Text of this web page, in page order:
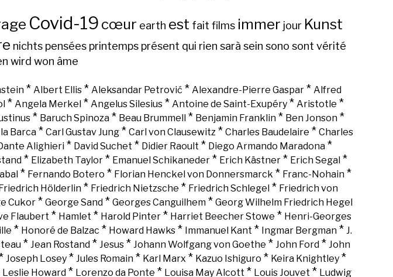
Covid-19 cœur earth est fait films immer jour Kunst
nichts pensées printemps présent qui rien sarà sein sono sont vérité
wird won âme
* Albert Ellis* Aleksandar Petrović * Alexandre-Pierre Gaspar* Alfred
* Angela Merkel * Angelus Silesius * Antoine de Saint-Exupéry * Aristotle *
* Baruch Spinoza * Beau Brummell * Benjamin Franklin * Ben Jonson *
Barca * Carl Gustav Jung * Carl von Clausewitz * Charles Baudelaire * Charles
Alighieri * David Suchet * Didier Raoult * Diego Armando Maradona *
* Elizabeth Taylor * Emanuel Schikaneder * Erich Kästner * Erich Segal *
* Fernando Botero * Florian Henckel von Donnersmarck * Franc-Nohain *
Friedrich Hölderlin * Friedrich Nietzsche * Friedrich Schlegel * Friedrich von
Cukor * George Sand * Georges Canguilhem * Georg Wilhelm Friedrich Hegel
Flaubert * Hamlet * Harold Pinter * Harriet Beecher Stowe * Henri-Georges
* Honoré de Balzac * Howard Hawks* Immanuel Kant * Ingmar Bergman* J.
* Jean Rostand * Jesus * Johann Wolfgang von Goethe * John Ford * John
Joseph Losey* Jules Romain* Karl Marx * Kazuo Ishiguro * Keira Knightley*
Leslie Howard* Lorenzo da Ponte * Louisa May Alcott * Louis Jouvet * Ludwig